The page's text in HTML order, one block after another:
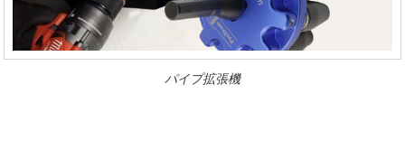
パイプ拡張機